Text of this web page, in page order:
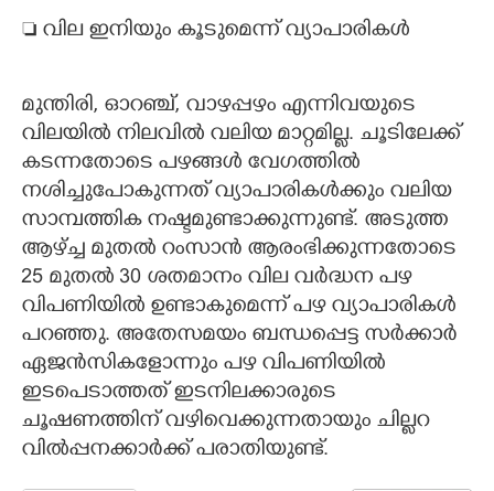
 വില ഇനിയും കൂടുമെന്ന് വ്യാപാരികൾ
മുന്തിരി, ഓറഞ്ച്, വാഴപ്പഴം എന്നിവയുടെ
വിലയിൽ നിലവിൽ വലിയ മാറ്റമില്ല. ചൂടിലേക്ക്
കടന്നതോടെ പഴങ്ങൾ വേഗത്തിൽ
നശിച്ചുപോകുന്നത് വ്യാപാരികൾക്കും വലിയ
സാമ്പത്തിക നഷ്ടമുണ്ടാക്കുന്നുണ്ട്. അടുത്ത
ആഴ്ച്ച മുതൽ റംസാൻ ആരംഭിക്കുന്നതോടെ
25 മുതൽ 30 ശതമാനം വില വർദ്ധന പഴ
വിപണിയിൽ ഉണ്ടാകുമെന്ന് പഴ വ്യാപാരികൾ
പറഞ്ഞു. അതേസമയം ബന്ധപ്പെട്ട സർക്കാർ
ഏജൻസികളോന്നും പഴ വിപണിയിൽ
ഇടപെടാത്തത് ഇടനിലക്കാരുടെ
ചൂഷണത്തിന് വഴിവെക്കുന്നതായും ചില്ലറ
വിൽപ്പനക്കാർക്ക് പരാതിയുണ്ട്.